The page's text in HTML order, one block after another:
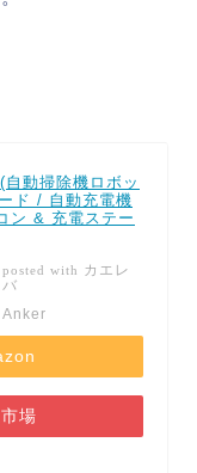
動掃除機ロボッ
ド / 自動充電機
ン & 充電ステー
posted with カエレ
バ
Anker
場